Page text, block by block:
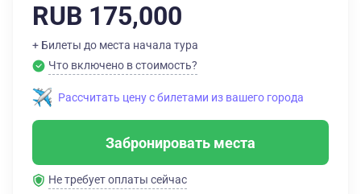
RUB 175,000
+ Билеты до места начала тура
Что включено в стоимость?
Рассчитать цену с билетами из вашего города
Забронировать места
Не требует оплаты сейчас